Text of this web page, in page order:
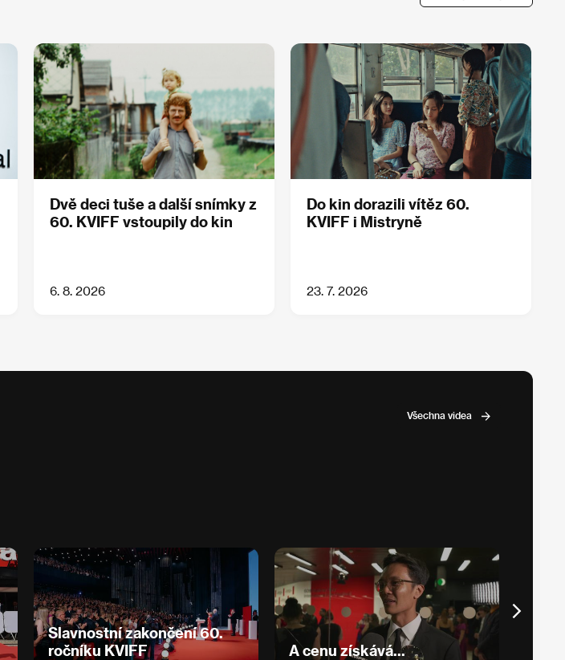
Dvě deci tuše a další snímky z
60. KVIFF vstoupily do kin
6. 8. 2026
Do kin dorazili vítěz 60.
KVIFF i Mistryně
23. 7. 2026
Všechna videa
Slavnostní zakončení 60.
ročníku KVIFF
A cenu získává...